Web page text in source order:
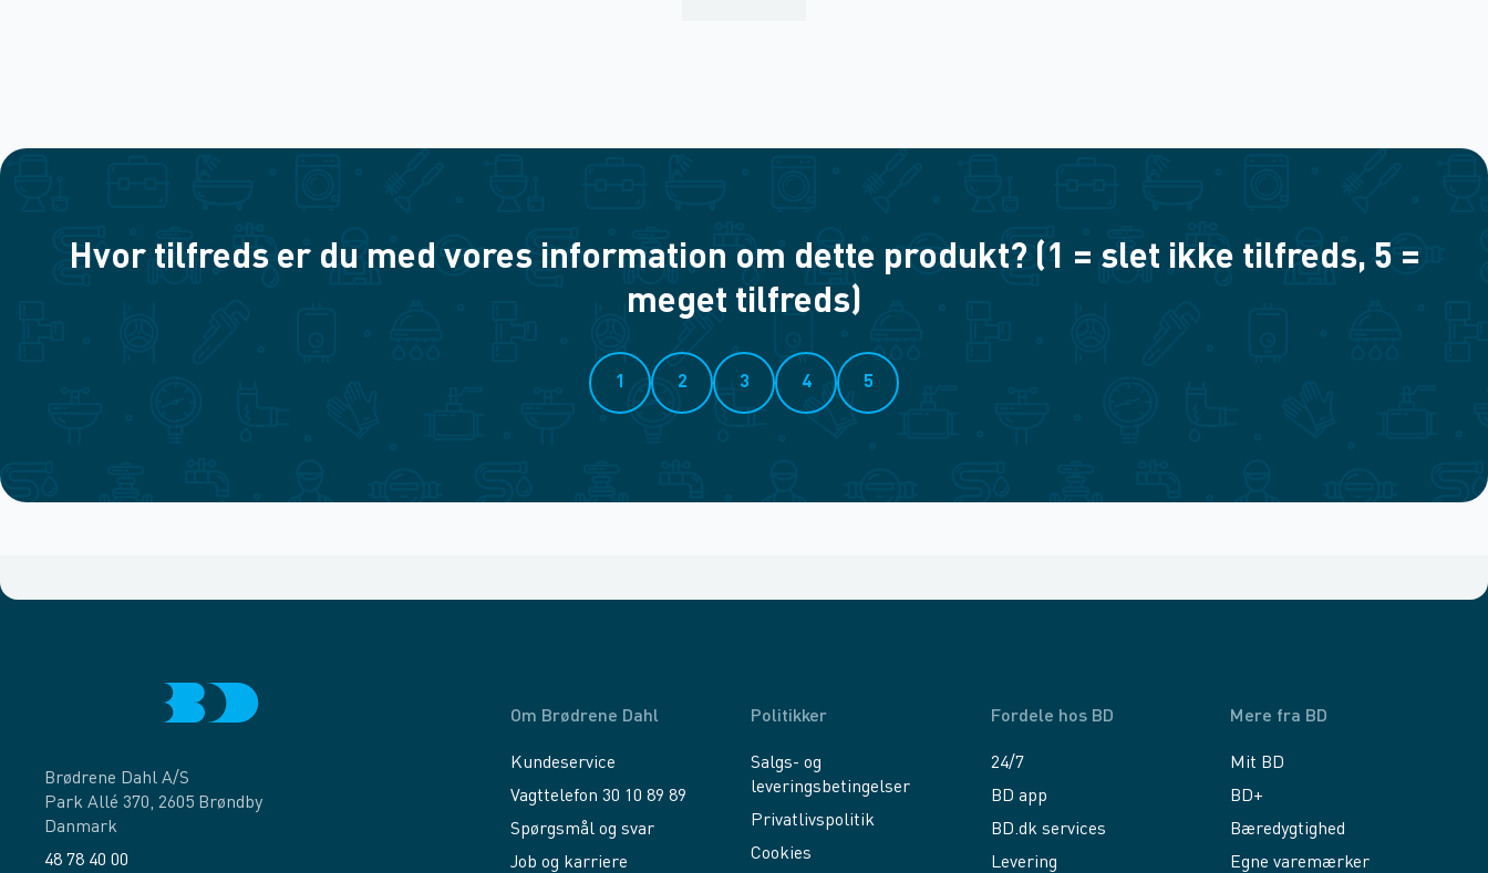
Hvor tilfreds er du med vores information om dette produkt? (1 = slet ikke tilfreds, 5 =
meget tilfreds)
1 2 3 4 5
Brødrene Dahl A/S
Park Allé 370, 2605 Brøndby
Danmark
48 78 40 00
Om Brødrene Dahl
Kundeservice
Vagttelefon 30 10 89 89
Spørgsmål og svar
Job og karriere
Politikker
Salgs- og
leveringsbetingelser
Privatlivspolitik
Cookies
Fordele hos BD
24/7
BD app
BD.dk services
Levering
Mere fra BD
Mit BD
BD+
Bæredygtighed
Egne varemærker